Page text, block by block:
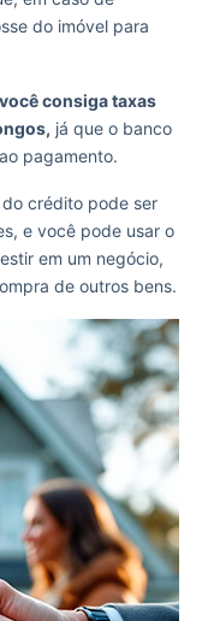
do imóvel para
consiga taxas
já que o banco
pagamento.
crédito pode ser
e você pode usar o
em um negócio,
de outros bens.